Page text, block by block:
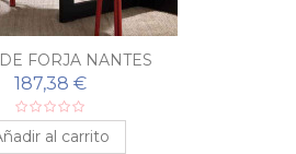
FORJA NANTES
187,38 €
al carrito